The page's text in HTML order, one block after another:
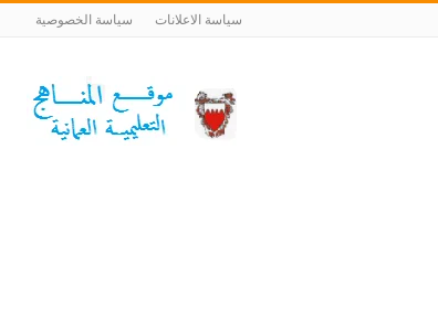
سياسة الاعلانات سياسة الخصوصية